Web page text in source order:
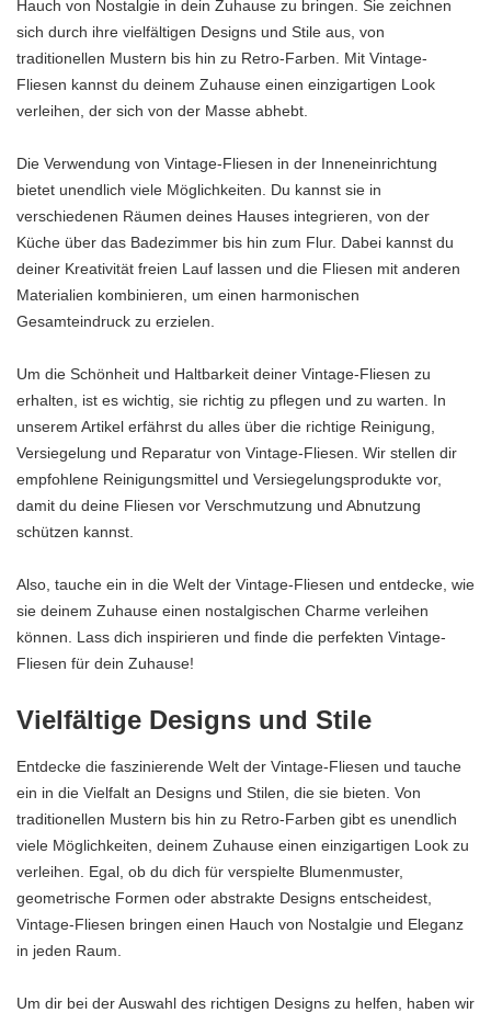
Hauch von Nostalgie in dein Zuhause zu bringen. Sie zeichnen
sich durch ihre vielfältigen Designs und Stile aus, von
traditionellen Mustern bis hin zu Retro-Farben. Mit Vintage-
Fliesen kannst du deinem Zuhause einen einzigartigen Look
verleihen, der sich von der Masse abhebt.
Die Verwendung von Vintage-Fliesen in der Inneneinrichtung
bietet unendlich viele Möglichkeiten. Du kannst sie in
verschiedenen Räumen deines Hauses integrieren, von der
Küche über das Badezimmer bis hin zum Flur. Dabei kannst du
deiner Kreativität freien Lauf lassen und die Fliesen mit anderen
Materialien kombinieren, um einen harmonischen
Gesamteindruck zu erzielen.
Um die Schönheit und Haltbarkeit deiner Vintage-Fliesen zu
erhalten, ist es wichtig, sie richtig zu pflegen und zu warten. In
unserem Artikel erfährst du alles über die richtige Reinigung,
Versiegelung und Reparatur von Vintage-Fliesen. Wir stellen dir
empfohlene Reinigungsmittel und Versiegelungsprodukte vor,
damit du deine Fliesen vor Verschmutzung und Abnutzung
schützen kannst.
Also, tauche ein in die Welt der Vintage-Fliesen und entdecke, wie
sie deinem Zuhause einen nostalgischen Charme verleihen
können. Lass dich inspirieren und finde die perfekten Vintage-
Fliesen für dein Zuhause!
Vielfältige Designs und Stile
Entdecke die faszinierende Welt der Vintage-Fliesen und tauche
ein in die Vielfalt an Designs und Stilen, die sie bieten. Von
traditionellen Mustern bis hin zu Retro-Farben gibt es unendlich
viele Möglichkeiten, deinem Zuhause einen einzigartigen Look zu
verleihen. Egal, ob du dich für verspielte Blumenmuster,
geometrische Formen oder abstrakte Designs entscheidest,
Vintage-Fliesen bringen einen Hauch von Nostalgie und Eleganz
in jeden Raum.
Um dir bei der Auswahl des richtigen Designs zu helfen, haben wir